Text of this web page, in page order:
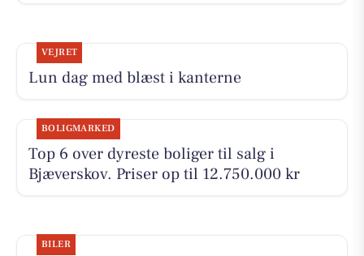
VEJRET
Lun dag med blæst i kanterne
BOLIGMARKED
Top 6 over dyreste boliger til salg i
Bjæverskov. Priser op til 12.750.000 kr
BILER